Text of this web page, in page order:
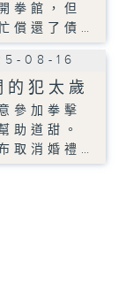
拳館，但
償還了債…
08-16
的犯太歲
參加拳擊
助道甜。
取消婚禮…